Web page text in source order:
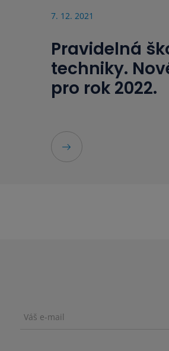
7. 12. 2021
Pravidelná
techniky.
pro rok 2022.